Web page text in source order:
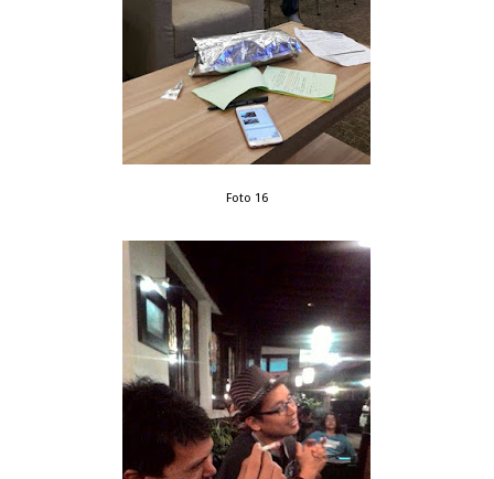
Foto 16